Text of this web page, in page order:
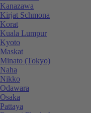
Kanazawa
Kirjat Schmona
Korat
Kuala Lumpur
Kyoto
Maskat
Minato (Tokyo)
Naha
Nikko
Odawara
Osaka
Pattaya